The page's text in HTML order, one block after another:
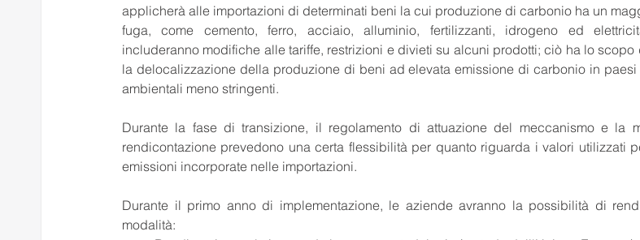
applicherà alle importazioni di determinati beni la cui produzione di carbonio ha un
fuga, come cemento, ferro, acciaio, alluminio, fertilizzanti, idrogeno ed
includeranno modifiche alle tariffe, restrizioni e divieti su alcuni prodotti; ciò ha lo
la delocalizzazione della produzione di beni ad elevata emissione di carbonio in paesi
ambientali meno stringenti.
Durante la fase di transizione, il regolamento di attuazione del meccanismo e la
rendicontazione prevedono una certa flessibilità per quanto riguarda i valori utilizzati
emissioni incorporate nelle importazioni.
Durante il primo anno di implementazione, le aziende avranno la possibilità di
modalità: